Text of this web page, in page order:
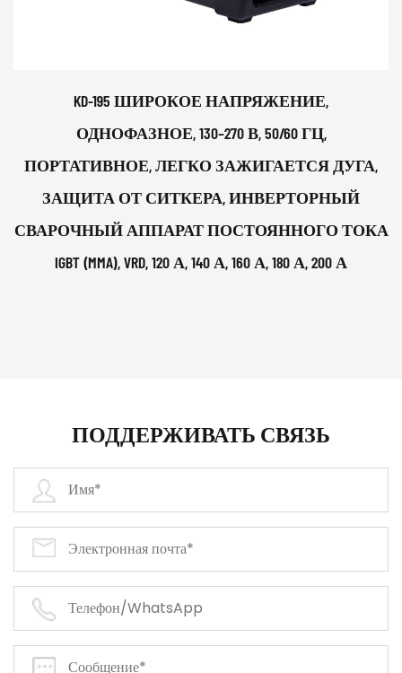
KD-195 ШИРОКОЕ НАПРЯЖЕНИЕ,
ОДНОФАЗНОЕ, 130–270 В, 50/60 ГЦ,
ПОРТАТИВНОЕ, ЛЕГКО ЗАЖИГАЕТСЯ ДУГА,
ЗАЩИТА ОТ СИТКЕРА, ИНВЕРТОРНЫЙ
СВАРОЧНЫЙ АППАРАТ ПОСТОЯННОГО ТОКА
IGBT (MMA), VRD, 120 А, 140 А, 160 А, 180 А, 200 А
ПОДДЕРЖИВАТЬ СВЯЗЬ